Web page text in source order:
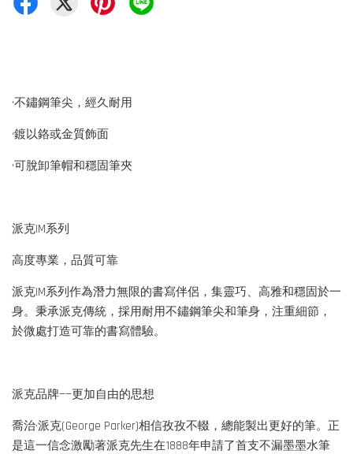
•不鏽鋼筆尖，經久耐用
•鍍以鉻或金質飾面
•可脫卸筆帽和穩固筆夾
派克IM系列
高度專業，品質可靠
派克IM系列作為潛力無限的書寫伴侶，集靈巧、高雅和穩固於一
身。秉承派克傳統，採用耐用不鏽鋼筆尖和筆身，注重細節，
於微處打造可靠的書寫體驗。
派克品牌——更加自由的思想
喬治·派克(George Parker)相信孜孜不輟，總能製出更好的筆。正
是這一信念激勵著派克先生在1888年申請了首支不漏墨墨水筆